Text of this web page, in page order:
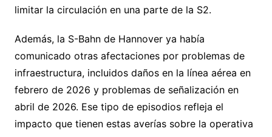
limitar la circulación en una parte de la S2.
Además, la S-Bahn de Hannover ya había
comunicado otras afectaciones por problemas de
infraestructura, incluidos daños en la línea aérea en
febrero de 2026 y problemas de señalización en
abril de 2026. Ese tipo de episodios refleja el
impacto que tienen estas averías sobre la operativa